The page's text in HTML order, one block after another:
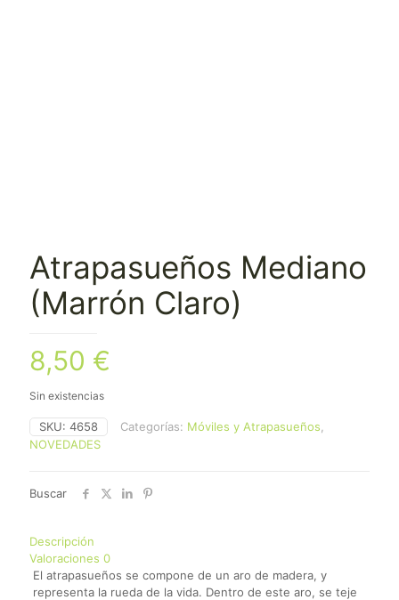
Atrapasueños Mediano
(Marrón Claro)
8,50 €
Sin existencias
SKU: 4658 Categorías: Móviles y Atrapasueños
NOVEDADES
Buscar
Descripción
Valoraciones 0
El atrapasueños se compone de un aro de madera, y
representa la rueda de la vida. Dentro de este aro, se teje